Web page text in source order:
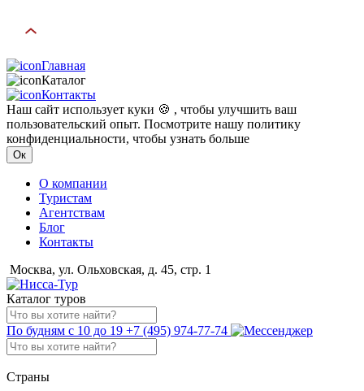
Главная
Каталог
Контакты
Наш сайт использует куки 🍪 , чтобы улучшить ваш
пользовательский опыт. Посмотрите нашу политику
конфиденциальности, чтобы узнать больше
Ок
О компании
Туристам
Агентствам
Блог
Контакты
Москва, ул. Ольховская, д. 45, стр. 1
Каталог туров
По будням с 10 до 19 +7 (495) 974-77-74
Страны